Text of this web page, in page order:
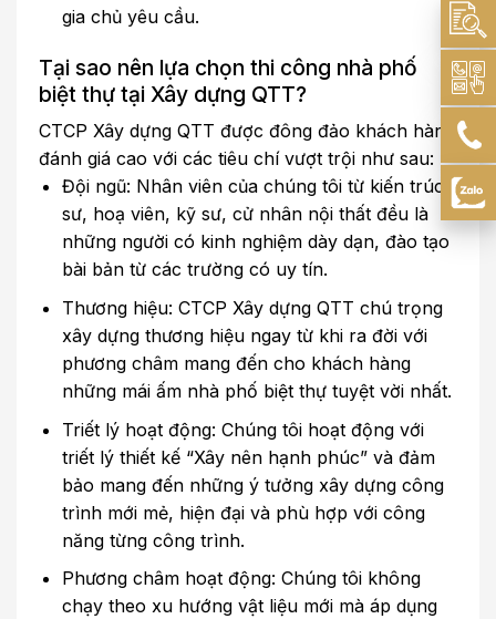
gia chủ yêu cầu.
Tại sao nên lựa chọn thi công nhà phố
biệt thự tại Xây dựng QTT?
CTCP Xây dựng QTT được đông đảo khách hàng
đánh giá cao với các tiêu chí vượt trội như sau:
Đội ngũ: Nhân viên của chúng tôi từ kiến trúc
sư, hoạ viên, kỹ sư, cử nhân nội thất đều là
những người có kinh nghiệm dày dạn, đào tạo
bài bản từ các trường có uy tín.
Thương hiệu: CTCP Xây dựng QTT chú trọng
xây dựng thương hiệu ngay từ khi ra đời với
phương châm mang đến cho khách hàng
những mái ấm nhà phố biệt thự tuyệt vời nhất.
Triết lý hoạt động: Chúng tôi hoạt động với
triết lý thiết kế “Xây nên hạnh phúc” và đảm
bảo mang đến những ý tưởng xây dựng công
trình mới mẻ, hiện đại và phù hợp với công
năng từng công trình.
Phương châm hoạt động: Chúng tôi không
chạy theo xu hướng vật liệu mới mà áp dụng